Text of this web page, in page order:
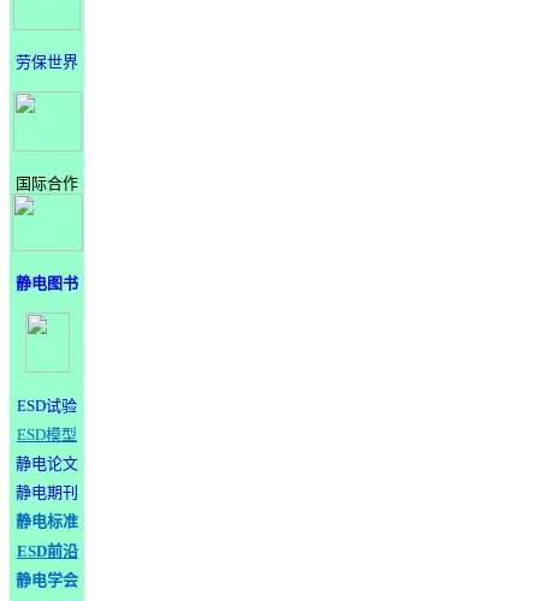
劳保世界
国际合作
静电图书
ESD试验
ESD模型
静电论文
静电期刊
静电标准
ESD前沿
静电学会